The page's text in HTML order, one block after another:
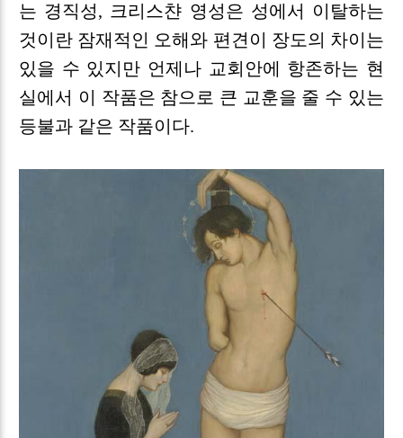
는 경직성, 크리스챤 영성은 성에서 이탈하는
것이란 잠재적인 오해와 편견이 장도의 차이는
있을 수 있지만 언제나 교회안에 항존하는 현
실에서 이 작품은 참으로 큰 교훈을 줄 수 있는
등불과 같은 작품이다.